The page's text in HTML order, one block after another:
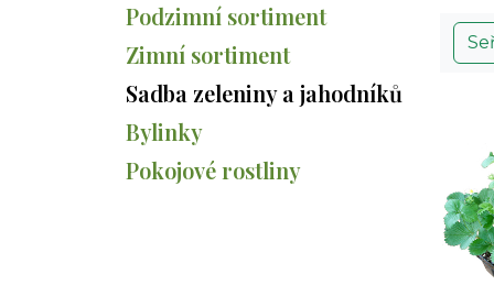
Podzimní sortiment
Zimní sortiment
Sadba zeleniny a jahodníků
Bylinky
Pokojové rostliny